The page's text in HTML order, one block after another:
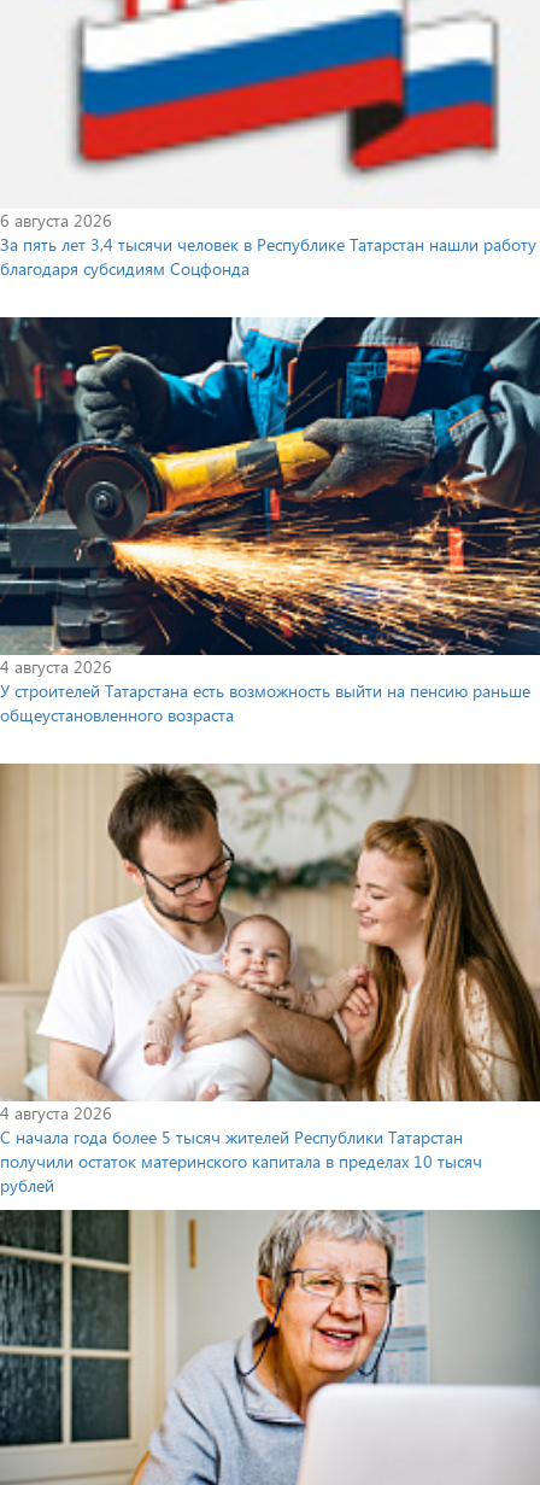
6 августа 2026
За пять лет 3,4 тысячи человек в Республике Татарстан нашли работу
благодаря субсидиям Соцфонда
4 августа 2026
У строителей Татарстана есть возможность выйти на пенсию раньше
общеустановленного возраста
4 августа 2026
С начала года более 5 тысяч жителей Республики Татарстан
получили остаток материнского капитала в пределах 10 тысяч
рублей